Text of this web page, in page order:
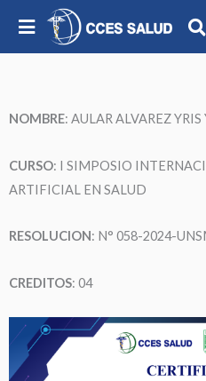
NOMBRE: AULAR ALVAREZ YRIS
CURSO: I SIMPOSIO
ARTIFICIAL EN SALUD
RESOLUCION: N° 058-2024-
CREDITOS: 04